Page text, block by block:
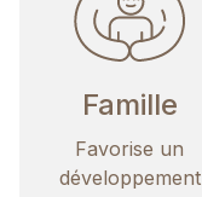
Famille
Favorise un
développement